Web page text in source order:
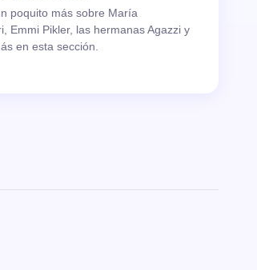
poquito más sobre María
Emmi Pikler, las hermanas Agazzi y
en esta sección.